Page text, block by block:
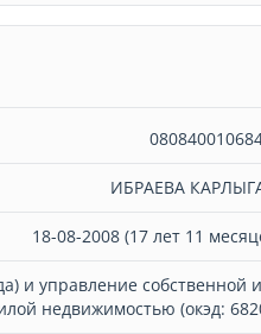
ИБРАЕВА
18-08-2008 (17 лет 11
и управление собственной
недвижимостью (окэд: